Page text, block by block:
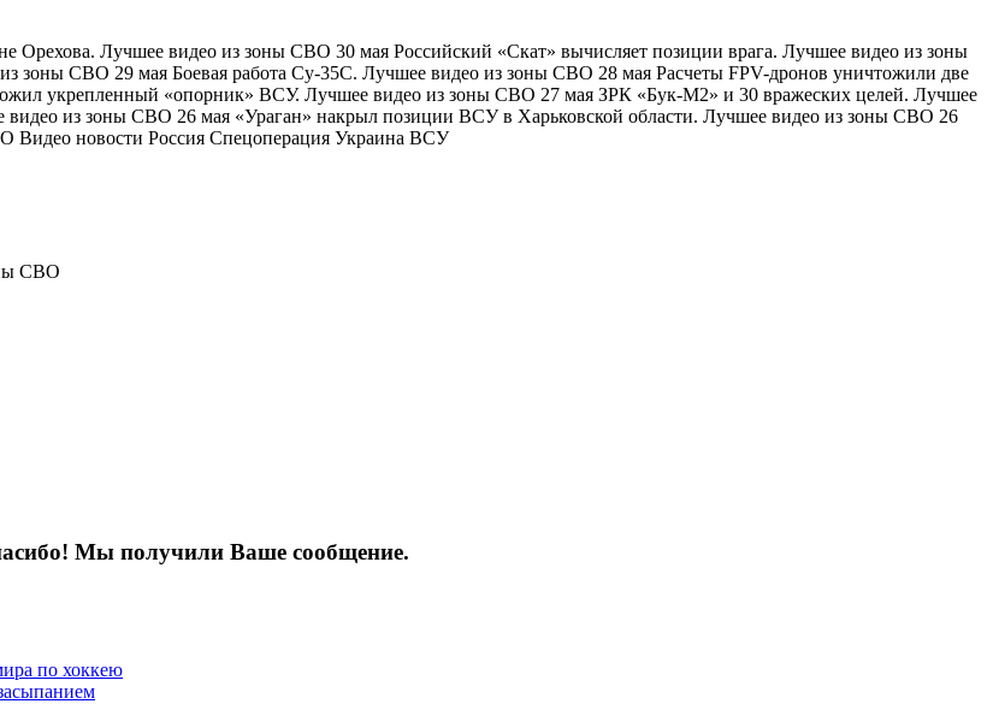
Орехова. Лучшее видео из зоны СВО 30 мая Российский «Скат» вычисляет позиции врага. Лучшее видео из зоны
зоны СВО 29 мая Боевая работа Су-35С. Лучшее видео из зоны СВО 28 мая Расчеты FPV-дронов уничтожили две
укрепленный «опорник» ВСУ. Лучшее видео из зоны СВО 27 мая ЗРК «Бук-М2» и 30 вражеских целей. Лучшее
из зоны СВО 26 мая «Ураган» накрыл позиции ВСУ в Харьковской области. Лучшее видео из зоны СВО 26
Видео новости Россия Спецоперация Украина ВСУ
СВО
Мы получили Ваше сообщение.
по хоккею